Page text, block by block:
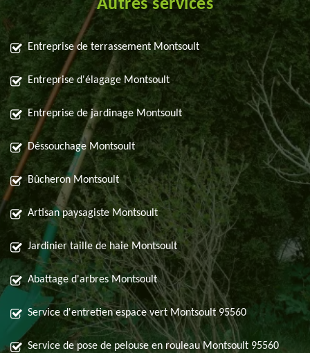
Autres services
Entreprise de terrassement Montsoult
Entreprise d'élagage Montsoult
Entreprise de jardinage Montsoult
Déssouchage Montsoult
Bûcheron Montsoult
Artisan paysagiste Montsoult
Jardinier taille de haie Montsoult
Abattage d'arbres Montsoult
Service d'entretien espace vert Montsoult 95560
Service de pose de pelouse en rouleau Montsoult 95560